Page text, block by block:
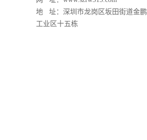
地 址：深圳市龙岗区坂田街道金鹏
工业区十五栋